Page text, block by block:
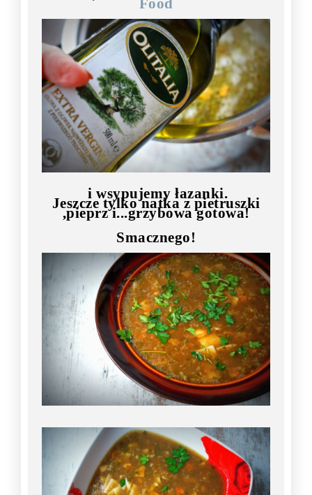
Food
i wsypujemy łazanki.
Jeszcze tylko natka z pietruszki
,pieprz i...grzybowa gotowa!
Smacznego!